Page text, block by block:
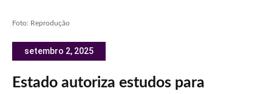
Foto: Reprodução
setembro 2, 2025
Estado autoriza estudos para